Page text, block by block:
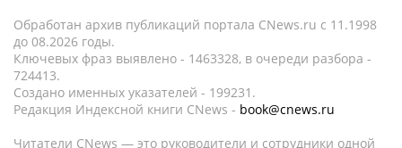
Обработан архив публикаций портала CNews.ru c 11.1998
до 08.2026 годы.
Ключевых фраз выявлено - 1463328, в очереди разбора -
724413.
Создано именных указателей - 199231.
Редакция Индексной книги CNews - book@cnews.ru
Читатели CNews — это руководители и сотрудники одной